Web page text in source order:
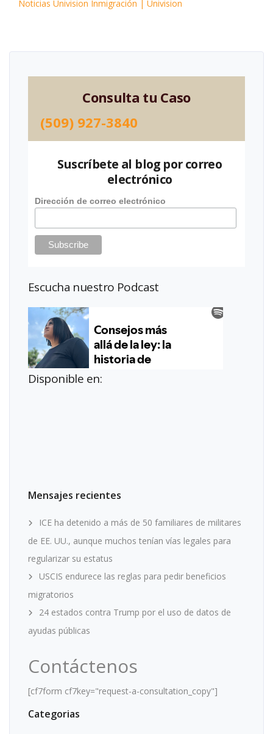
Noticias Univision Inmigración | Univision
Consulta tu Caso
(509) 927-3840
Suscríbete al blog por correo
electrónico
Dirección de correo electrónico
Escucha nuestro Podcast
Disponible en:
Mensajes recientes
ICE ha detenido a más de 50 familiares de militares
de EE. UU., aunque muchos tenían vías legales para
regularizar su estatus
USCIS endurece las reglas para pedir beneficios
migratorios
24 estados contra Trump por el uso de datos de
ayudas públicas
Contáctenos
[cf7form cf7key="request-a-consultation_copy"]
Categorias